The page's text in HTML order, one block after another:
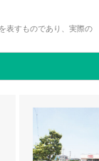
表すものであり、実際の